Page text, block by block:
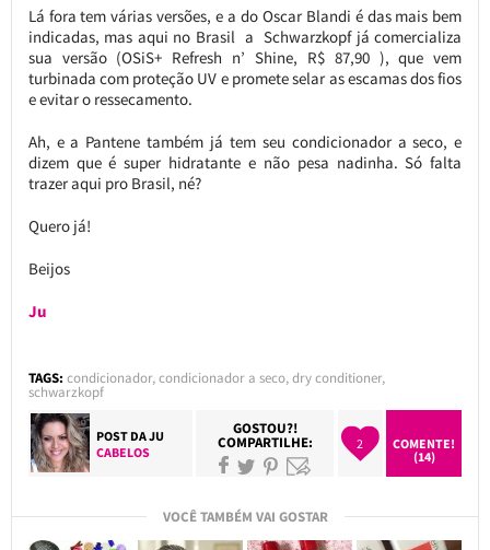
Lá fora tem várias versões, e a do Oscar Blandi é das mais bem
indicadas, mas aqui no Brasil a Schwarzkopf já comercializa
sua versão (OSiS+ Refresh n’ Shine, R$ 87,90 ), que vem
turbinada com proteção UV e promete selar as escamas dos fios
e evitar o ressecamento.
Ah, e a Pantene também já tem seu condicionador a seco, e
dizem que é super hidratante e não pesa nadinha. Só falta
trazer aqui pro Brasil, né?
Quero já!
Beijos
Ju
TAGS: condicionador,condicionador a seco,dry conditioner,
schwarzkopf
POST DAJU
CABELOS
GOSTOU?!
COMPARTILHE: 2
COMENTE!
(14)
VOCÊ TAMBÉM VAI GOSTAR